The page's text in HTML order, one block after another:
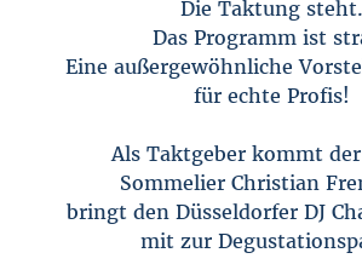
Die Taktung steht.
Das Programm ist
Eine außergewöhnliche
für echte Profis!
Als Taktgeber kommt
Sommelier Christian
bringt den Düsseldorfer DJ
mit zur